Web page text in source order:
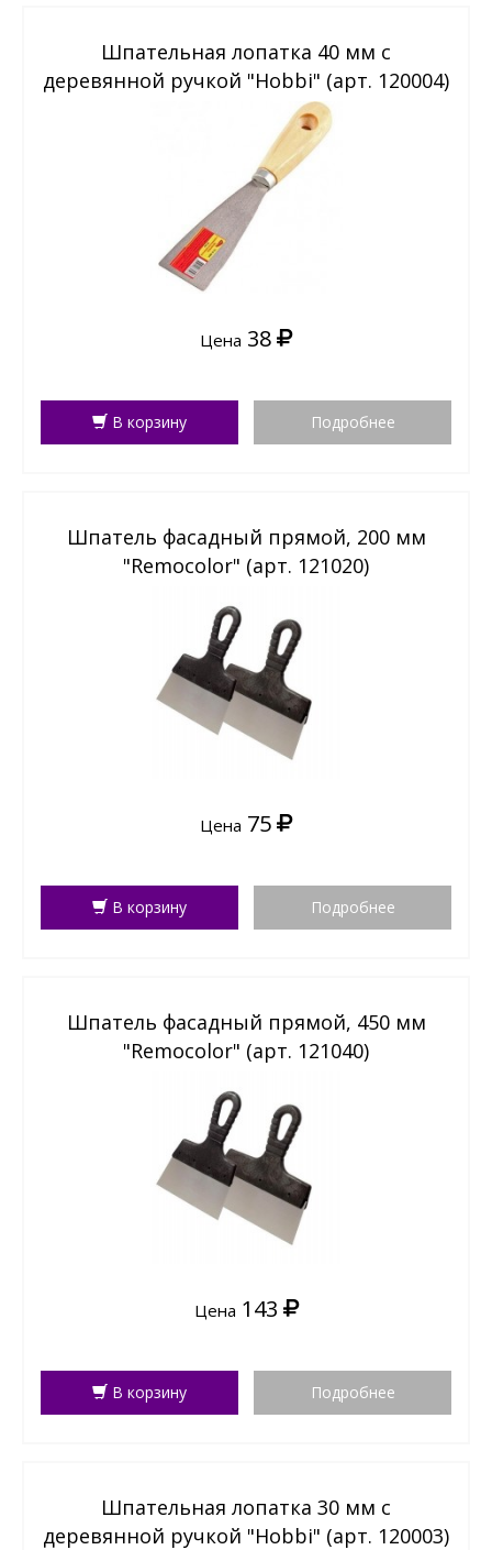
Шпательная лопатка 40 мм с
деревянной ручкой "Hobbi" (арт. 120004)
Цена 38
В корзину Подробнее
Шпатель фасадный прямой, 200 мм
"Remocolor" (арт. 121020)
Цена 75
В корзину Подробнее
Шпатель фасадный прямой, 450 мм
"Remocolor" (арт. 121040)
Цена 143
В корзину Подробнее
Шпательная лопатка 30 мм с
деревянной ручкой "Hobbi" (арт. 120003)